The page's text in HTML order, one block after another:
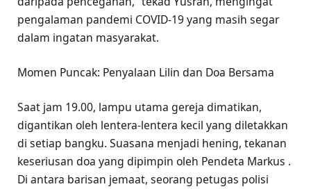
pengalaman pandemi COVID‑19 yang masih segar
dalam ingatan masyarakat.
Momen Puncak: Penyalaan Lilin dan Doa Bersama
Saat jam 19.00, lampu utama gereja dimatikan,
digantikan oleh lentera-lentera kecil yang diletakkan
di setiap bangku. Suasana menjadi hening, tekanan
keseriusan doa yang dipimpin oleh Pendeta Markus .
Di antara barisan jemaat, seorang petugas polisi